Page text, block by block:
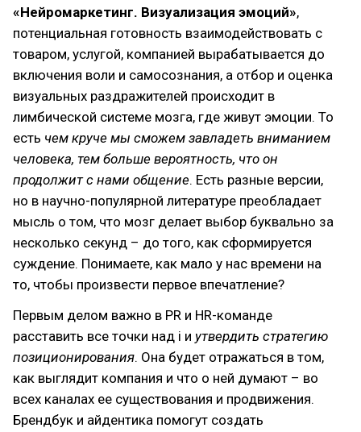
«Нейромаркетинг. Визуализация эмоций»,
потенциальная готовность взаимодействовать с
товаром, услугой, компанией вырабатывается до
включения воли и самосознания, а отбор и оценка
визуальных раздражителей происходит в
лимбической системе мозга, где живут эмоции. То
есть чем круче мы сможем завладеть вниманием
человека, тем больше вероятность, что он
продолжит с нами общение. Есть разные версии,
но в научно-популярной литературе преобладает
мысль о том, что мозг делает выбор буквально за
несколько секунд – до того, как сформируется
суждение. Понимаете, как мало у нас времени на
то, чтобы произвести первое впечатление?
Первым делом важно в PR и HR-команде
расставить все точки над i и утвердить стратегию
позиционирования. Она будет отражаться в том,
как выглядит компания и что о ней думают – во
всех каналах ее существования и продвижения.
Брендбук и айдентика помогут создать